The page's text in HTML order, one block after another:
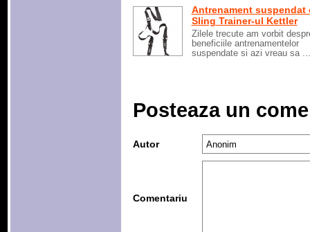
Antrenament suspendat
Sling Trainer-ul Kettler
Zilele trecute am vorbit
beneficiile antrenamentelor
suspendate si azi vreau sa ...
Posteaza un
Autor
Comentariu